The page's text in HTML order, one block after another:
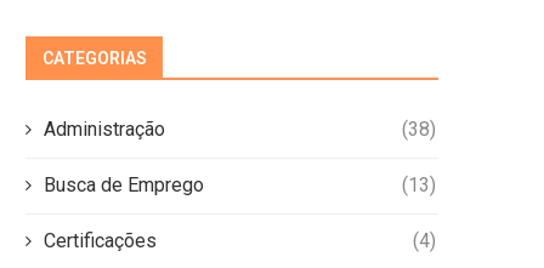
CATEGORIAS
Administração (38)
Busca de Emprego (13)
Certificações (4)